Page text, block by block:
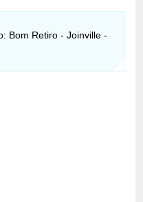
Bom Retiro - Joinville -